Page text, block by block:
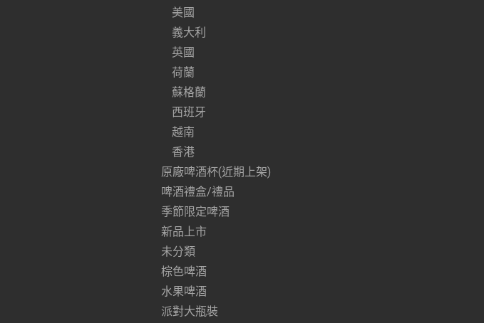
美國
義大利
英國
荷蘭
蘇格蘭
西班牙
越南
香港
原廠啤酒杯(近期上架)
啤酒禮盒/禮品
季節限定啤酒
新品上市
未分類
棕色啤酒
水果啤酒
派對大瓶裝